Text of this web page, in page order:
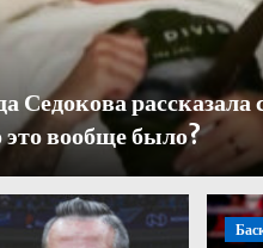
Седокова
вообще было?